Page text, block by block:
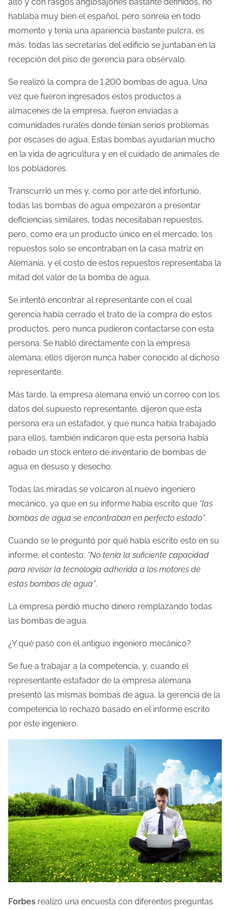
alto y con rasgos anglosajones bastante definidos, no
hablaba muy bien el español, pero sonreía en todo
momento y tenía una apariencia bastante pulcra, es
más, todas las secretarias del edificio se juntaban en la
recepción del piso de gerencia para obsérvalo.
Se realizó la compra de 1.200 bombas de agua. Una
vez que fueron ingresados estos productos a
almacenes de la empresa, fueron enviadas a
comunidades rurales donde tenían serios problemas
por escases de agua. Estas bombas ayudarían mucho
en la vida de agricultura y en el cuidado de animales de
los pobladores.
Transcurrió un mes y, como por arte del infortunio,
todas las bombas de agua empezaron a presentar
deficiencias similares, todas necesitaban repuestos,
pero, como era un producto único en el mercado, los
repuestos solo se encontraban en la casa matriz en
Alemania, y el costo de estos repuestos representaba la
mitad del valor de la bomba de agua.
Se intentó encontrar al representante con el cual
gerencia había cerrado el trato de la compra de estos
productos, pero nunca pudieron contactarse con esta
persona. Se habló directamente con la empresa
alemana; ellos dijeron nunca haber conocido al dichoso
representante.
Más tarde, la empresa alemana envió un correo con los
datos del supuesto representante, dijeron que esta
persona era un estafador, y que nunca había trabajado
para ellos, también indicaron que esta persona había
robado un stock entero de inventario de bombas de
agua en desuso y desecho.
Todas las miradas se volcaron al nuevo ingeniero
mecánico, ya que en su informe había escrito que “las
bombas de agua se encontraban en perfecto estado”.
Cuando se le preguntó por qué había escrito esto en su
informe, el contesto: “No tenía la suficiente capacidad
para revisar la tecnología adherida a los motores de
estas bombas de agua”.
La empresa perdió mucho dinero remplazando todas
las bombas de agua.
¿Y qué paso con el antiguo ingeniero mecánico?
Se fue a trabajar a la competencia, y, cuando el
representante estafador de la empresa alemana
presentó las mismas bombas de agua, la gerencia de la
competencia lo rechazó basado en el informe escrito
por este ingeniero.
Forbes realizó una encuesta con diferentes preguntas